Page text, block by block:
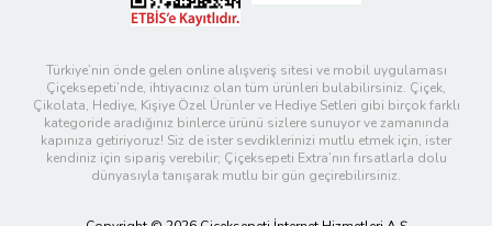
Türkiye’nin önde gelen online alışveriş sitesi ve mobil uygulaması
Çiçeksepeti’nde, ihtiyacınız olan tüm ürünleri bulabilirsiniz. Çiçek,
Çikolata, Hediye, Kişiye Özel Ürünler ve Hediye Setleri gibi birçok farklı
kategoride aradığınız binlerce ürünü sizlere sunuyor ve zamanında
kapınıza getiriyoruz! Siz de ister sevdiklerinizi mutlu etmek için, ister
kendiniz için sipariş verebilir; Çiçeksepeti Extra’nın fırsatlarla dolu
dünyasıyla tanışarak mutlu bir gün geçirebilirsiniz.